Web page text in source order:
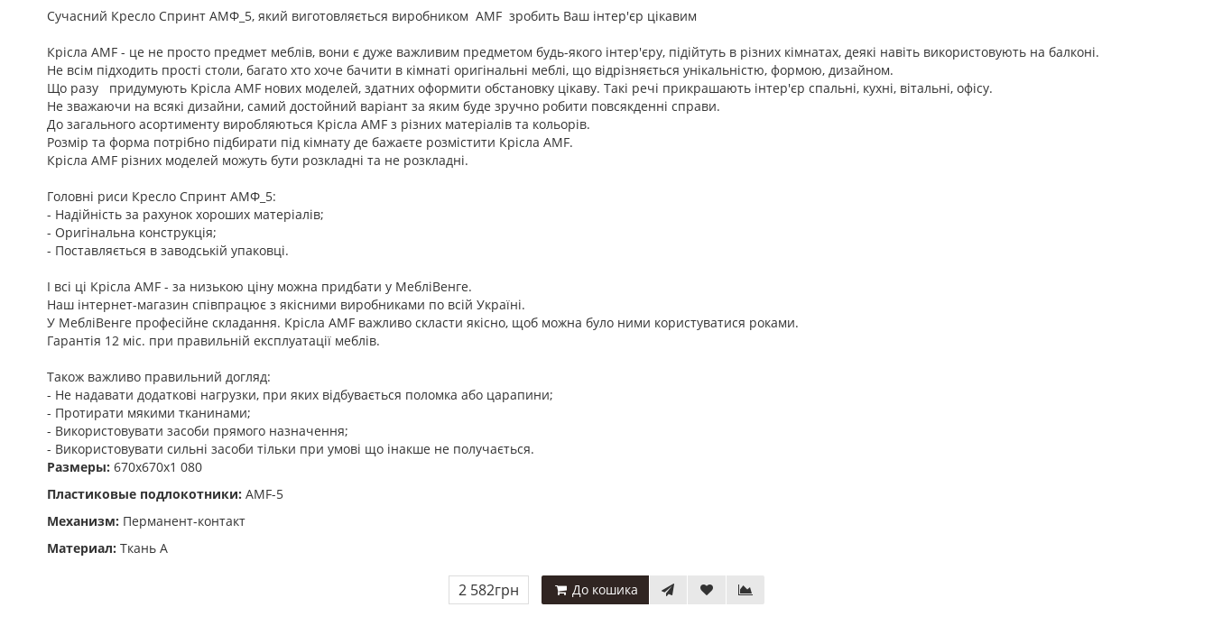
Cучасний Кресло Спринт АМФ_5, який виготовляється виробником AMF зробить Ваш інтер'єр цікавим
Крісла AMF - це не просто предмет меблів, вони є дуже важливим предметом будь-якого інтер'єру, підійтуть в різних кімнатах, деякі навіть використовують на балконі.
Не всім підходить прості столи, багато хто хоче бачити в кімнаті оригінальні меблі, що відрізняється унікальністю, формою, дизайном.
Що разу придумують Крісла AMF нових моделей, здатних оформити обстановку цікаву. Такі речі прикрашають інтер'єр спальні, кухні, вітальні, офісу.
Не зважаючи на всякі дизайни, самий достойний варіант за яким буде зручно робити повсякденні справи.
До загального асортименту виробляються Крісла AMF з різних матеріалів та кольорів.
Розмір та форма потрібно підбирати під кімнату де бажаєте розмістити Крісла AMF.
Крісла AMF різних моделей можуть бути розкладні та не розкладні.
Головні риси Кресло Спринт АМФ_5:
- Надійність за рахунок хороших матеріалів;
- Оригінальна конструкція;
- Поставляється в заводській упаковці.
І всі ці Крісла AMF - за низькою ціну можна придбати у МебліВенге.
Наш інтернет-магазин співпрацює з якісними виробниками по всій Україні.
У МебліВенге професійне складання. Крісла AMF важливо скласти якісно, щоб можна було ними користуватися роками.
Гарантія 12 міс. при правильній експлуатації меблів.
Також важливо правильний догляд:
- Не надавати додаткові нагрузки, при яких відбувається поломка або царапини;
- Протирати мякими тканинами;
- Використовувати засоби прямого назначення;
- Використовувати сильні засоби тільки при умові що інакше не получається.
Размеры: 670x670x1 080
Пластиковые подлокотники: AMF-5
Механизм: Перманент-контакт
Материал: Ткань А
2 582грн До кошика